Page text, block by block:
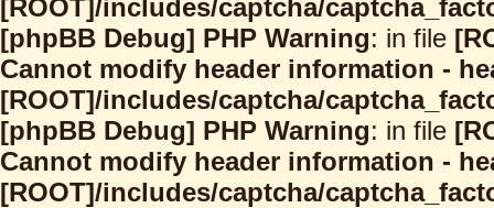
[ROOT]/includes/captcha/
[phpBB Debug] PHP Warning: in file
Cannot modify header information -
[ROOT]/includes/captcha/
[phpBB Debug] PHP Warning: in file
Cannot modify header information -
[ROOT]/includes/captcha/